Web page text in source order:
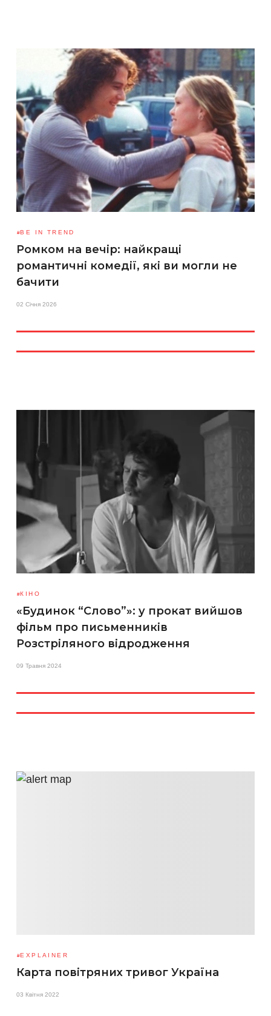
BE IN TREND
Ромком на вечір: найкращі
романтичні комедії, які ви могли не
бачити
02 Січня 2026
КІНО
«Будинок “Слово”»: у прокат вийшов
фільм про письменників
Розстріляного відродження
09 Травня 2024
EXPLAINER
Карта повітряних тривог Україна
03 Квітня 2022